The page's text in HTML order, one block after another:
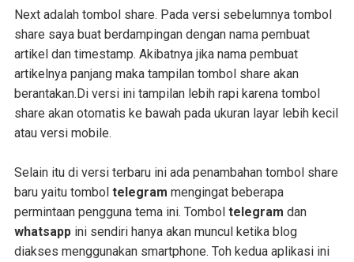
Next adalah tombol share. Pada versi sebelumnya tombol
share saya buat berdampingan dengan nama pembuat
artikel dan timestamp. Akibatnya jika nama pembuat
artikelnya panjang maka tampilan tombol share akan
berantakan.Di versi ini tampilan lebih rapi karena tombol
share akan otomatis ke bawah pada ukuran layar lebih kecil
atau versi mobile.
Selain itu di versi terbaru ini ada penambahan tombol share
baru yaitu tombol telegram mengingat beberapa
permintaan pengguna tema ini. Tombol telegram dan
whatsappini sendiri hanya akan muncul ketika blog
diakses menggunakan smartphone. Toh kedua aplikasi ini